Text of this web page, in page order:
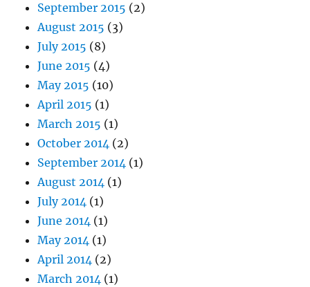
September 2015 (2)
August 2015 (3)
July 2015 (8)
June 2015 (4)
May 2015 (10)
April 2015 (1)
March 2015 (1)
October 2014 (2)
September 2014 (1)
August 2014 (1)
July 2014 (1)
June 2014 (1)
May 2014 (1)
April 2014 (2)
March 2014 (1)